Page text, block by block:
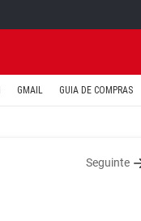
GMAIL GUIA DE COMPRAS
Seguinte